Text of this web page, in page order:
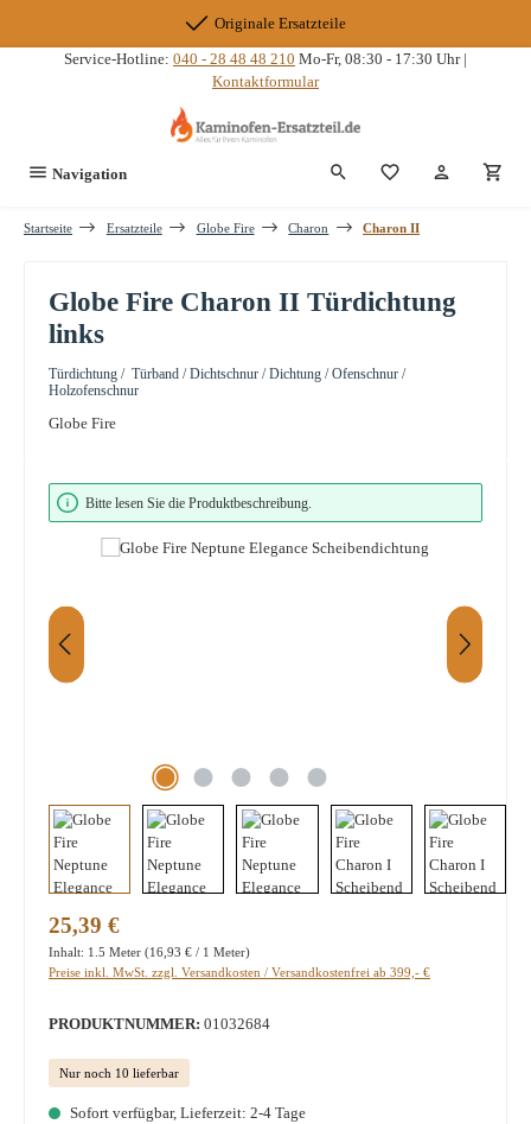
Originale Ersatzteile
Service-Hotline: 040 - 28 48 48 210 Mo-Fr, 08:30 - 17:30 Uhr |
Kontaktformular
Navigation Du hast 0
Startseite Ersatzteile Globe Fire Charon Charon II
Globe Fire Charon II Türdichtung
links
Türdichtung / Türband / Dichtschnur / Dichtung / Ofenschnur /
Holzofenschnur
Globe Fire
Bildergalerie überspringen
Bitte lesen Sie die Produktbeschreibung.
Regulärer Preis:
25,39 €
Inhalt: 1.5 Meter (16,93 € / 1 Meter)
Preise inkl. MwSt. zzgl. Versandkosten / Versandkostenfrei ab 399,- €
PRODUKTNUMMER: 01032684
Nur noch 10 lieferbar
Sofort verfügbar, Lieferzeit: 2-4 Tage